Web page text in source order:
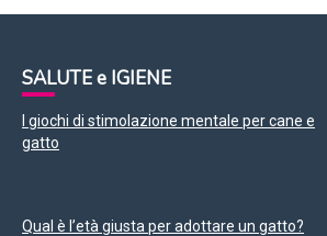
SALUTE e IGIENE
I giochi di stimolazione mentale per cane e
gatto
Qual è l’età giusta per adottare un gatto?